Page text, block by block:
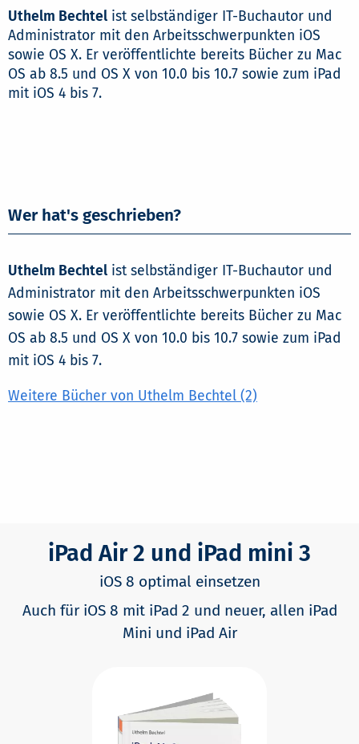
Uthelm Bechtel ist selbständiger IT-Buchautor und
Administrator mit den Arbeitsschwerpunkten iOS
sowie OS X. Er veröffentlichte bereits Bücher zu Mac
OS ab 8.5 und OS X von 10.0 bis 10.7 sowie zum iPad
mit iOS 4 bis 7.
Wer hat's geschrieben?
Uthelm Bechtel ist selbständiger IT-Buchautor und
Administrator mit den Arbeitsschwerpunkten iOS
sowie OS X. Er veröffentlichte bereits Bücher zu Mac
OS ab 8.5 und OS X von 10.0 bis 10.7 sowie zum iPad
mit iOS 4 bis 7.
Weitere Bücher von Uthelm Bechtel (2)
iPad Air 2 und iPad mini 3
iOS 8 optimal einsetzen
Auch für iOS 8 mit iPad 2 und neuer, allen iPad
Mini und iPad Air